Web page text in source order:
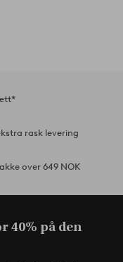
rask levering
over 649 NOK
40% på den